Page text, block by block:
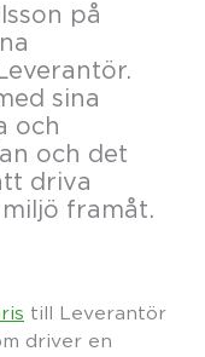
på
sina
och
och det
driva
framåt.
till Leverantör
driver en